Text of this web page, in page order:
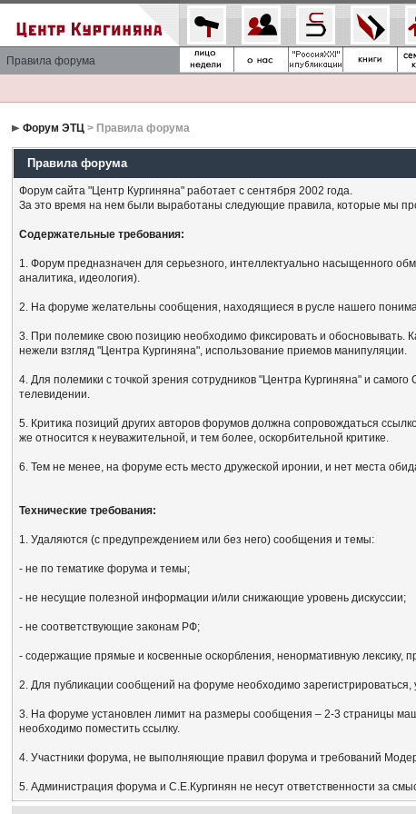
Правила форума
Форум ЭТЦ > Правила форума
Правила форума
Форум сайта "Центр Кургиняна" работает с сентября 2002 года.
За это время на нем были выработаны следующие правила, которые мы
Содержательные требования:
1. Форум предназначен для серьезного, интеллектуально насыщенного
аналитика, идеология).
2. На форуме желательны сообщения, находящиеся в русле нашего
3. При полемике свою позицию необходимо фиксировать и обосновывать.
нежели взгляд "Центра Кургиняна", использование приемов манипуляции.
4. Для полемики с точкой зрения сотрудников "Центра Кургиняна" и
телевидении.
5. Критика позиций других авторов форумов должна сопровождаться
же относится к неуважительной, и тем более, оскорбительной критике.
6. Тем не менее, на форуме есть место дружеской иронии, и нет места
Технические требования:
1. Удаляются (с предупреждением или без него) сообщения и темы:
- не по тематике форума и темы;
- не несущие полезной информации и/или снижающие уровень дискуссии;
- не соответствующие законам РФ;
- содержащие прямые и косвенные оскорбления, ненормативную лексику,
2. Для публикации сообщений на форуме необходимо зарегистрироваться,
3. На форуме установлен лимит на размеры сообщения – 2-3 страницы
необходимо поместить ссылку.
4. Участники форума, не выполняющие правил форума и требований
5. Администрация форума и С.Е.Кургинян не несут ответственности за